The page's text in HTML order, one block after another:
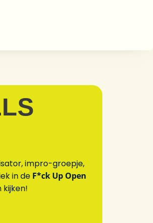
impro-groepje,
in de F*ck Up Open
kijken!